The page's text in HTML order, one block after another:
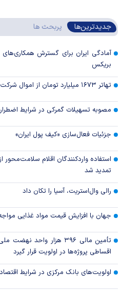
جدیدترین‌ها پربحث ها
آمادگی ایران برای گسترش
بریکس
تهاتر ۱۶۷۳ میلیارد تومان از اموال شرکت‌های تراستی
مصوبه تسهیلات گمرکی در شرایط
جزئیات فعال‌سازی «کیف پول ایران»
تمدید شد
رالی وال‌استریت، آسیا را تکان داد
جهان با افزایش قیمت مواد غذایی
تأمین مالی ۳۹۶ هزار
اقساطی پروژه‌ها در اولویت قرار گیرد
اولویت‌های بانک مرکزی در شرایط